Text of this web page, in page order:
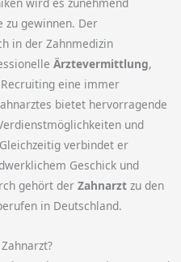
zu gewinnen. Der
in der Zahnmedizin
Ärztevermittlung,
eine immer
bietet hervorragende
und
verbindet er
Geschick und
gehört derZahnarzt zu den
in Deutschland.